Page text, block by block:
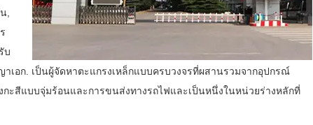
,
บ
เอก. เป็นผู้จัดหาตะแกรงเหล็กแบบครบวงจรที่ผสานรวมจากอุปกรณ์
กะสีแบบจุ่มร้อนและการขนส่งทางรถไฟและเป็นหนึ่งในหน่วยร่างหลักที่